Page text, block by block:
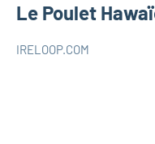
Le Poulet
IRELOOP.COM